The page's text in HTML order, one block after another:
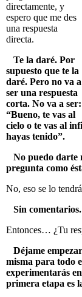
directamente, y
espero que me des
una respuesta
directa.
Te la daré. Por
supuesto que te la
daré. Pero no va a
ser una respuesta
corta. No va a ser:
“Bueno, te vas al
cielo o te vas al
hayas tenido”.
No puedo darte
pregunta como
No, eso se lo
Sin comentarios.
Entonces… ¿Tu
Déjame
misma para todo
experimentarás
primera etapa es